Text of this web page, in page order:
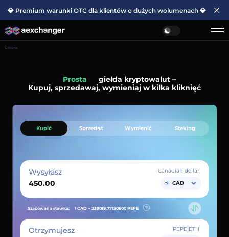
💎 Premium warunki OTC dla klientów o dużych wolumenach 💎
Główna
Prosta
giełda kryptowalut –
Kupuj, sprzedawaj, wymieniaj w kilka kliknięć
Kupić Sprzedać Wymienić Staking
Wysyłasz
Canadian dollar
CAD
Szacowana stawka: 1 CAD ~ 239019.77150600 PEPE
Otrzymujesz
PEPE ETH